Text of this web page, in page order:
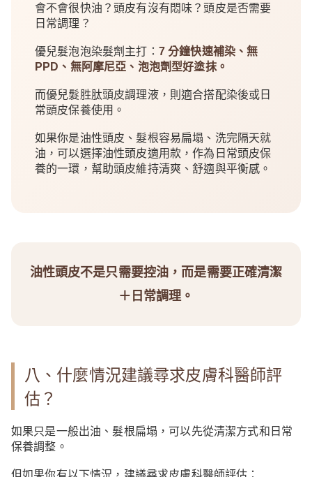
會不會很快油？頭皮有沒有悶味？頭皮是否需要
日常調理？
優兒髮泡泡染髮劑主打： 7 分鐘快速補染、無
PPD、無阿摩尼亞、泡泡劑型好塗抹。
而優兒髮胜肽頭皮調理液，則適合搭配染後或日
常頭皮保養使用。
如果你是油性頭皮、髮根容易扁塌、洗完隔天就
油，可以選擇油性頭皮適用款，作為日常頭皮保
養的一環，幫助頭皮維持清爽、舒適與平衡感。
油性頭皮不是只需要控油，而是需要正確清潔
＋日常調理。
八、什麼情況建議尋求皮膚科醫師評
估？
如果只是一般出油、髮根扁塌，可以先從清潔方式和日常
保養調整。
但如果你有以下情況，建議尋求皮膚科醫師評估：